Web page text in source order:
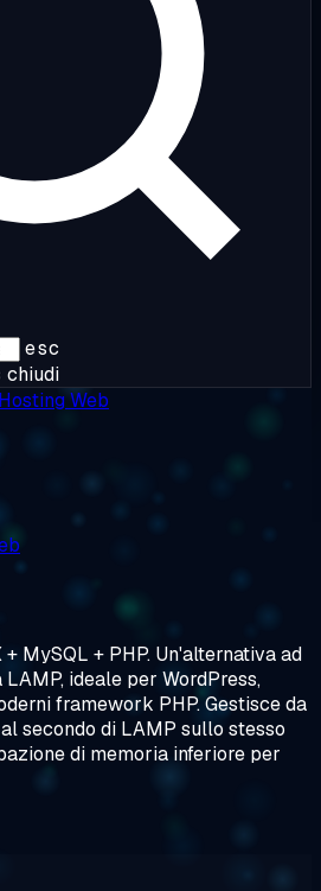
esc
chiudi
Hosting Web
MySQL + PHP. Un'alternativa ad
ideale per WordPress,
framework PHP. Gestisce da
secondo di LAMP sullo stesso
di memoria inferiore per